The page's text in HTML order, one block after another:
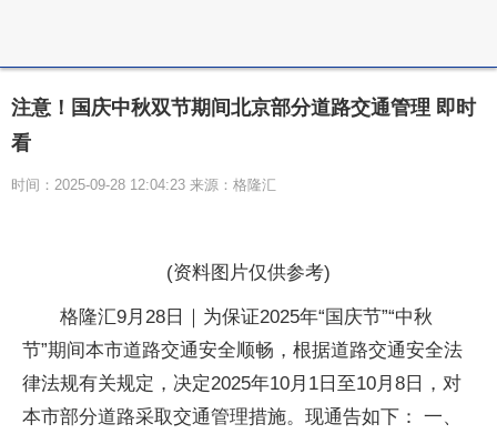
注意！国庆中秋双节期间北京部分道路交通管理 即时
看
时间：2025-09-28 12:04:23 来源：格隆汇
(资料图片仅供参考)
格隆汇9月28日｜为保证2025年“国庆节”“中秋
节”期间本市道路交通安全顺畅，根据道路交通安全法
律法规有关规定，决定2025年10月1日至10月8日，对
本市部分道路采取交通管理措施。现通告如下： 一、